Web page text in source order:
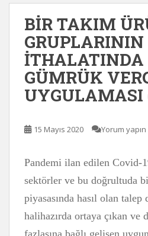
BİR TAKIM
GRUPLARININ
İTHALATINDA
GÜMRÜK
UYGULAMASI
15 Mayıs 2020 Yorum yapın
Pandemi ilan edilen Covid-
sektörler ve bu doğrultuda
piyasasında hasıl olan
halihazırda ortaya çıkan ve
fazlasına bağlı gelişen